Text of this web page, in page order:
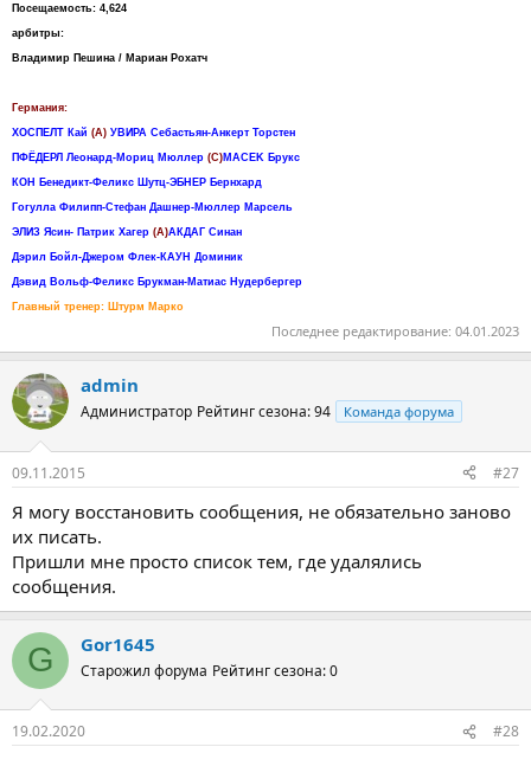
Посещаемость: 4,624
арбитры:
Владимир Пешина / Мариан Рохатч
Германия:
ХОСПЕЛТ Кай (А) УВИРА Себастьян-Анкерт Торстен
ПФЁДЕРЛ Леонард-Мориц Мюллер (C)MACEK Брукс
КОН Бенедикт-Феликс Шутц-ЭБНЕР Бернхард
Гогулла Филипп-Стефан Дашнер-Мюллер Марсель
ЭЛИЗ Ясин- Патрик Хагер (А)АКДАГ Синан
Дэрил Бойл-Джером Флек-КАУН Доминик
Дэвид Вольф-Феликс Брукман-Матиас Нудербергер
Главный тренер: Штурм Марко
Последнее редактирование: 04.01.2023
admin
Администратор Рейтинг сезона: 94 Команда форума
09.11.2015 #27
Я могу восстановить сообщения, не обязательно заново
их писать.
Пришли мне просто список тем, где удалялись
сообщения.
G Gor1645
Старожил форума Рейтинг сезона: 0
19.02.2020 #28